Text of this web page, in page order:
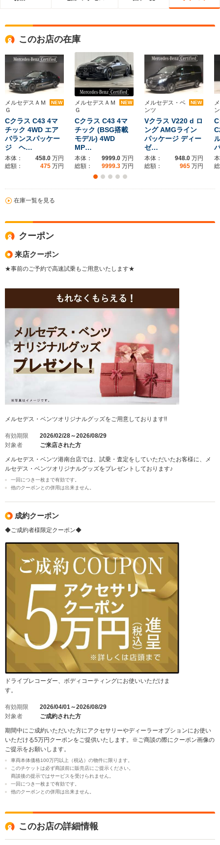
このお店の在庫
メルセデスＡＭ
Ｇ
NEW
Cクラス C43 4マ
チック 4WD エア
バランスパッケー
ジ ヘ…
本体： 458.0 万円
総額：
475 万円
メルセデスＡＭ
Ｇ
NEW
Cクラス C43 4マ
チック (BSG搭載
モデル) 4WD
MP…
本体： 9999.0 万円
総額：
9999.3 万円
メルセデス・ベ
ンツ
NEW
Vクラス V220 d ロ
ング AMGライン
パッケージ ディー
ゼ…
本体： 948.0 万円
総額：
965 万円
在庫一覧を見る
クーポン
来店クーポン
★事前のご予約で高速試乗もご用意いたします★
メルセデス・ベンツオリジナルグッズをご用意しております!!
有効期限
2026/02/28～2026/08/29
対象者
ご来店された方
メルセデス・ベンツ港南台店では、試乗・査定をしていただいたお客様に、メ
ルセデス・ベンツオリジナルグッズをプレゼントしております♪
一回につき一枚まで有効です。
他のクーポンとの併用は出来ません。
成約クーポン
◆ご成約者様限定クーポン◆
ドライブレコーダー、ボディコーティングにお使いいただけま
す。
有効期限
2026/04/01～2026/08/29
対象者
ご成約された方
期間中にご成約いただいた方にアクセサリーやディーラーオプションにお使い
いただける5万円クーポンをご提供いたします。※ご商談の際にクーポン画像の
ご提示をお願いします。
車両本体価格100万円以上（税込）の物件に限ります。
このチケットは必ず商談前に販売店にご提示ください。
商談後の提示ではサービスを受けられません。
一回につき一枚まで有効です。
他のクーポンとの併用は出来ません。
このお店の詳細情報